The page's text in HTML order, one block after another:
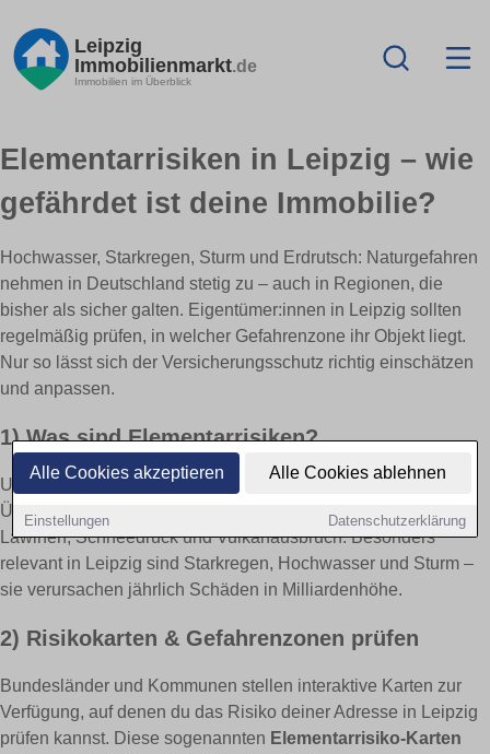
Alle Cookies akzeptieren Alle Cookies ablehnen
Einstellungen Datenschutzerklärung
Leipzig
Immobilienmarkt.de
Immobilien im Überblick
Elementarrisiken in Leipzig – wie
gefährdet ist deine Immobilie?
Hochwasser, Starkregen, Sturm und Erdrutsch: Naturgefahren
nehmen in Deutschland stetig zu – auch in Regionen, die
bisher als sicher galten. Eigentümer:innen in Leipzig sollten
regelmäßig prüfen, in welcher Gefahrenzone ihr Objekt liegt.
Nur so lässt sich der Versicherungsschutz richtig einschätzen
und anpassen.
1) Was sind Elementarrisiken?
Unter Elementarrisiken versteht man Naturereignisse wie
Überschwemmung, Rückstau, Erdbeben, Erdsenkung,
Lawinen, Schneedruck und Vulkanausbruch. Besonders
relevant in Leipzig sind Starkregen, Hochwasser und Sturm –
sie verursachen jährlich Schäden in Milliardenhöhe.
2) Risikokarten & Gefahrenzonen prüfen
Bundesländer und Kommunen stellen interaktive Karten zur
Verfügung, auf denen du das Risiko deiner Adresse in Leipzig
prüfen kannst. Diese sogenannten Elementarrisiko-Karten